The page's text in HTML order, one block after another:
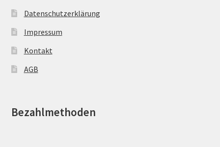
Datenschutzerklärung
Impressum
Kontakt
AGB
Bezahlmethoden